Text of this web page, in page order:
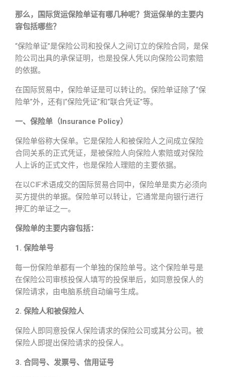
那么，国际货运保险单证有哪几种呢？货运保单的主要内
容包括哪些？
“保险单证”是保险公司和投保人之间订立的保险合同，是保
险公司出具的承保证明，也是投保人凭以向保险公司索赔
的依据。
在国际贸易中，保险单证是可以转让的。保险单证除了“保
险单”外，还有|“保险凭证”和“联合凭证”等。
一、保险单（Insurance Policy）
保险单俗称大保单。它是保险人和被保险人之间成立保险
合同关系的正式凭证，是被保险人向保险人索赔或对保险
人上诉的正式文件，也是保险人理赔的主要依据。
在以CIF术语成交的国际贸易合同中，保险单是卖方必须向
买方提供的单据。保险单可以转让，它通常是向银行进行
押汇的单证之一。
保险单的主要内容包括：
1. 保险单号
每一份保险单都有一个单独的保险单号。这个保险单号是
在保险公司审核投保人填写的投保単后，如同意投保人的
保险请求，由电脑系统自动编号生成。
2. 保险人和被保险人
保险人即同意投保人保险请求的保险公司或其分公司。被
保险人即提出保险请求的投保人。
3. 合同号、发票号、信用证号